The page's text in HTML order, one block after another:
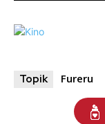
Topik Fureru